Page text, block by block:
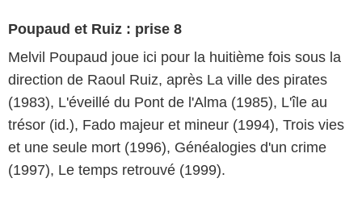
Poupaud et Ruiz : prise 8
Melvil Poupaud joue ici pour la huitième fois sous la
direction de Raoul Ruiz, après La ville des pirates
(1983), L'éveillé du Pont de l'Alma (1985), L'île au
trésor (id.), Fado majeur et mineur (1994), Trois vies
et une seule mort (1996), Généalogies d'un crime
(1997), Le temps retrouvé (1999).